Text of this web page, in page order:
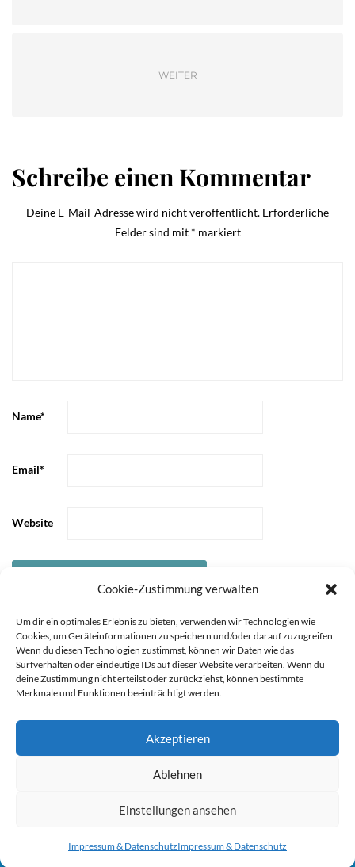
Cookie-Zustimmung verwalten
Um dir ein optimales Erlebnis zu bieten, verwenden wir Technologien wie
Cookies, um Geräteinformationen zu speichern und/oder darauf zuzugreifen.
Wenn du diesen Technologien zustimmst, können wir Daten wie das
Surfverhalten oder eindeutige IDs auf dieser Website verarbeiten. Wenn du
deine Zustimmung nicht erteilst oder zurückziehst, können bestimmte
Merkmale und Funktionen beeinträchtigt werden.
Akzeptieren
Ablehnen
Einstellungen ansehen
Impressum & DatenschutzImpressum & Datenschutz
WEITER
Schreibe einen Kommentar
Deine E-Mail-Adresse wird nicht veröffentlicht. Erforderliche
Felder sind mit * markiert
Name*
Email*
Website
STARTSEITE
ÜBER
KOOPERATIONEN
Sie können die Erfassung Ihrer Daten durch Google Analytics
verhindern, indem Sie auf folgenden Link klicken. Es wird ein
Opt-Out-Cookie gesetzt, der die Erfassung Ihrer Daten bei
Analytics deaktivieren:Hier klicken um dich auszutragen.